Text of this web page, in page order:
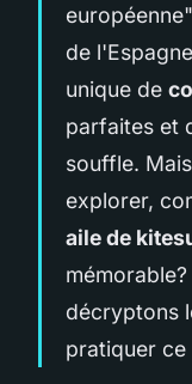
de
unique de
parfaites et
souffle.
explorer,
aile de
décryptons
pratiquer